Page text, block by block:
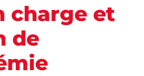
charge et
de